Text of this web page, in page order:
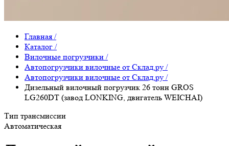
Главная /
Каталог /
Вилочные погрузчики /
Автопогрузчики вилочные от Склад.ру /
Автопогрузчики вилочные от Склад.ру /
Дизельный вилочный погрузчик 26 тонн GROS
LG260DT (завод LONKING, двигатель WEICHAI)
Тип трансмиссии
Автоматическая